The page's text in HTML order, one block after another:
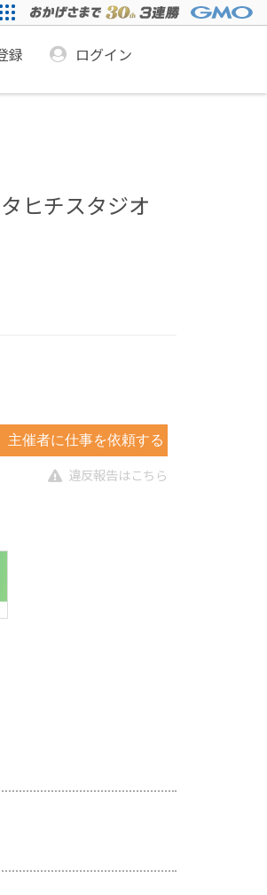
録 ログイン
チスタジオ
主催者に仕事を依頼する
違反報告はこちら